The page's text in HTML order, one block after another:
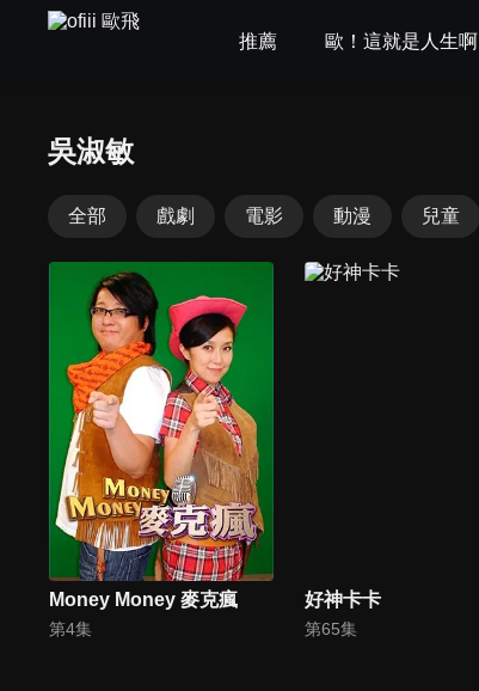
推薦 歐！這就是人生啊
吳淑敏
全部 戲劇 電影 動漫 兒童
Money Money 麥克瘋
第4集
好神卡卡
第65集